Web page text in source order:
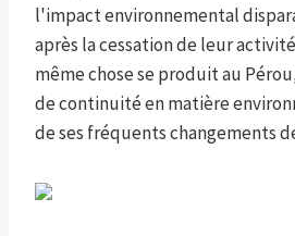
l'impact environnemental
après la cessation de leur
même chose se produit au
de continuité en matière
de ses fréquents changements